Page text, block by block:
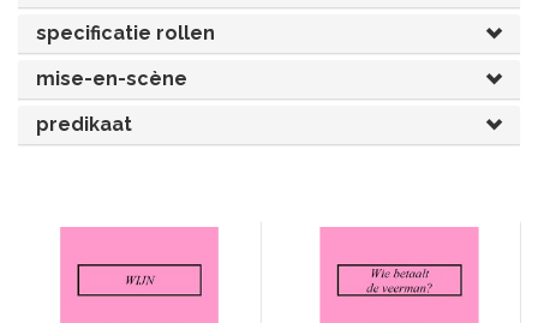
UITGELICHT!
MUSICAL
VOLKSTONEEL
JONGERENTONEEL
JEUGDTONEEL
HANDBOEKEN
specificatie rollen
mise-en-scène
predikaat